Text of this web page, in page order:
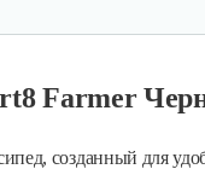
Farmer
созданный для